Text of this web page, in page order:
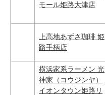
モール姫路大津店
上高地あずさ珈琲 姫
路手柄店
横浜家系ラーメン 光
神家（コウジンヤ）
イオンタウン姫路リ